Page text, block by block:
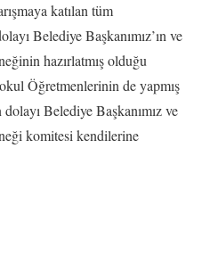
katılan tüm
Belediye Başkanımız’ın ve
hazırlatmış olduğu
Öğretmenlerinin de yapmış
Belediye Başkanımız ve
komitesi kendilerine